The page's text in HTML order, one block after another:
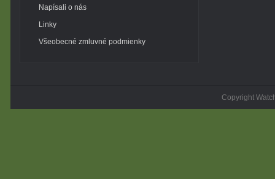
Napísali o nás
Linky
Všeobecné zmluvné podmienky
Copyright